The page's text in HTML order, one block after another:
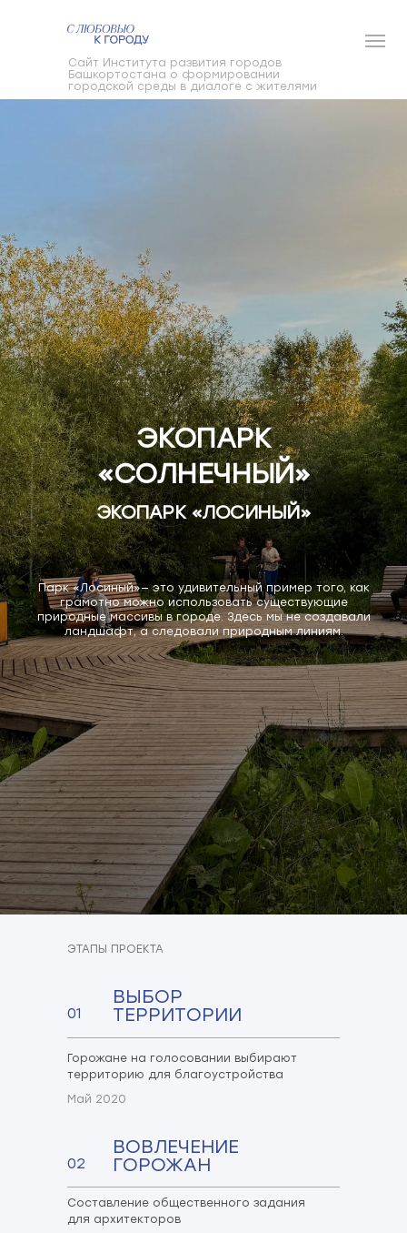
Cайт Института развития городов
Башкортостана о формировании
городской среды в диалоге с жителями
ЭКОПАРК
«СОЛНЕЧНЫЙ»
ЭКОПАРК «ЛОСИНЫЙ»
Парк «Лосиный»— это удивительный пример того, как
грамотно можно использовать существующие
природные массивы в городе. Здесь мы не создавали
ландшафт, а следовали природным линиям.
ЭТАПЫ ПРОЕКТА
ВЫБОР
ТЕРРИТОРИИ
Горожане на голосовании выбирают
территорию для благоустройства
01
Составление общественного задания
для архитекторов
02
ВОВЛЕЧЕНИЕ
ГОРОЖАН
Май 2020